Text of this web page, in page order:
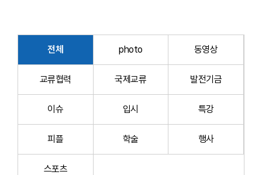
전체 photo 동영상
교류협력 국제교류 발전기금
이슈 입시 특강
피플 학술 행사
스포츠